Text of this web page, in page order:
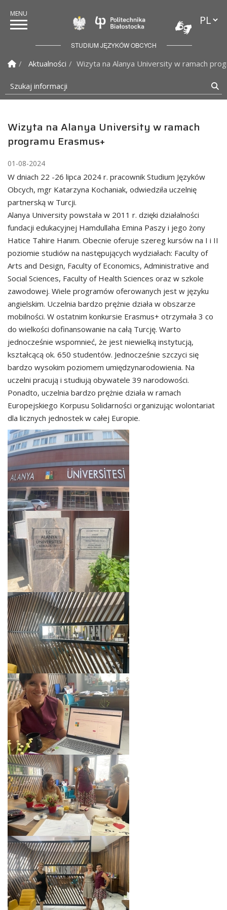
Politechnika
STUDIUM JĘZYKÓW OBCYCH
Strona Główna
Aktualności
Wizyta na Alanya University w ramach
Szukaj informacji
Wizyta na Alanya University w ramach
programu Erasmus+
01-08-2024
W dniach 22 -26 lipca 2024 r. pracownik Studium Języków
Obcych, mgr Katarzyna Kochaniak, odwiedziła uczelnię
partnerską w Turcji.
Alanya University powstała w 2011 r. dzięki działalności
fundacji edukacyjnej Hamdullaha Emina Paszy i jego żony
Hatice Tahire Hanım. Obecnie oferuje szereg kursów na I i II
poziomie studiów na następujących wydziałach: Faculty of
Arts and Design, Faculty of Economics, Administrative and
Social Sciences, Faculty of Health Sciences oraz w szkole
zawodowej. Wiele programów oferowanych jest w języku
angielskim. Uczelnia bardzo prężnie działa w obszarze
mobilności. W ostatnim konkursie Erasmus+ otrzymała 3 co
do wielkości dofinansowanie na całą Turcję. Warto
jednocześnie wspomnieć, że jest niewielką instytucją,
kształcącą ok. 650 studentów. Jednocześnie szczyci się
bardzo wysokim poziomem umiędzynarodowienia. Na
uczelni pracują i studiują obywatele 39 narodowości.
Ponadto, uczelnia bardzo prężnie działa w ramach
Europejskiego Korpusu Solidarności organizując wolontariat
dla licznych jednostek w całej Europie.